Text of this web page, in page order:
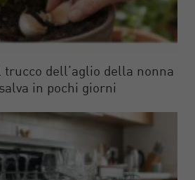
trucco dell’aglio della nonna
in pochi giorni